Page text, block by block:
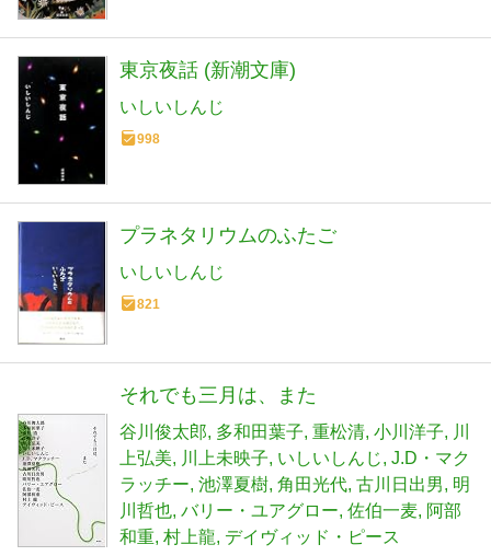
東京夜話 (新潮文庫)
いしいしんじ
998
プラネタリウムのふたご
いしいしんじ
821
それでも三月は、また
谷川俊太郎 多和田葉子 重松清 小川洋子
川
上弘美
川上未映子 いしいしんじ J.D・マク
ラッチー 池澤夏樹 角田光代 古川日出男
明
川哲也 バリー・ユアグロー 佐伯一麦 阿部
和重 村上龍 デイヴィッド・ピース